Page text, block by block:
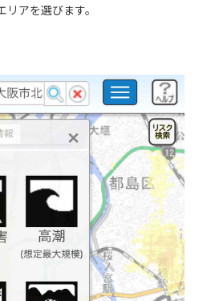
アを選びます。